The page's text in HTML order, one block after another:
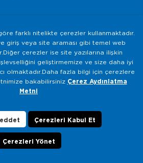
2025 - Tüm Hakkı Saklıdır
Toplumu Hizmetleri
ve Güvenlik Politikası
Aydınlatma Metni
Sahibi Başvuru Formu
farklı nitelikte çerezler kullanmaktadır.
giriş veya site araması gibi temel web
çerezler ise site yazılarına ilişkin
geliştirmemize ve size daha iyi
olmaktadır.Daha fazla bilgi için çerezlere
bakabilirsiniz Çerez Aydınlatma
Metni
Çerezleri Kabul Et
Çerezleri Yönet